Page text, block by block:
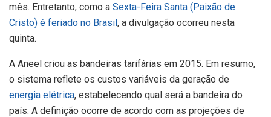
mês. Entretanto, como a Sexta-Feira Santa (Paixão de
Cristo) é feriado no Brasil, a divulgação ocorreu nesta
quinta.
A Aneel criou as bandeiras tarifárias em 2015. Em resumo,
o sistema reflete os custos variáveis da geração de
energia elétrica, estabelecendo qual será a bandeira do
país. A definição ocorre de acordo com as projeções de